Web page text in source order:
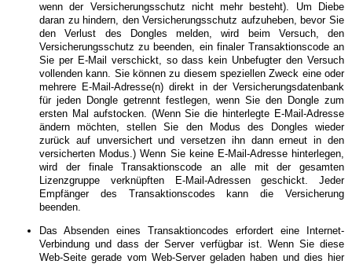
wenn der Versicherungsschutz nicht mehr besteht). Um Diebe
daran zu hindern, den Versicherungsschutz aufzuheben, bevor Sie
den Verlust des Dongles melden, wird beim Versuch, den
Versicherungsschutz zu beenden, ein finaler Transaktionscode an
Sie per E-Mail verschickt, so dass kein Unbefugter den Versuch
vollenden kann. Sie können zu diesem speziellen Zweck eine oder
mehrere E-Mail-Adresse(n) direkt in der Versicherungsdatenbank
für jeden Dongle getrennt festlegen, wenn Sie den Dongle zum
ersten Mal aufstocken. (Wenn Sie die hinterlegte E-Mail-Adresse
ändern möchten, stellen Sie den Modus des Dongles wieder
zurück auf unversichert und versetzen ihn dann erneut in den
versicherten Modus.) Wenn Sie keine E-Mail-Adresse hinterlegen,
wird der finale Transaktionscode an alle mit der gesamten
Lizenzgruppe verknüpften E-Mail-Adressen geschickt. Jeder
Empfänger des Transaktionscodes kann die Versicherung
beenden.
Das Absenden eines Transaktioncodes erfordert eine Internet-
Verbindung und dass der Server verfügbar ist. Wenn Sie diese
Web-Seite gerade vom Web-Server geladen haben und dies hier